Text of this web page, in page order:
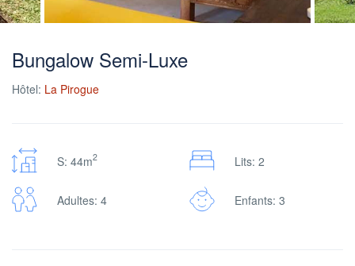
Bungalow Semi-Luxe
Hôtel: La Pirogue
S: 44m2 Lits: 2
Adultes: 4 Enfants: 3